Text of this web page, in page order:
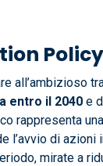
Policy
all’ambizioso
entro il 2040 e
rappresenta
l’avvio di azioni
mirate a